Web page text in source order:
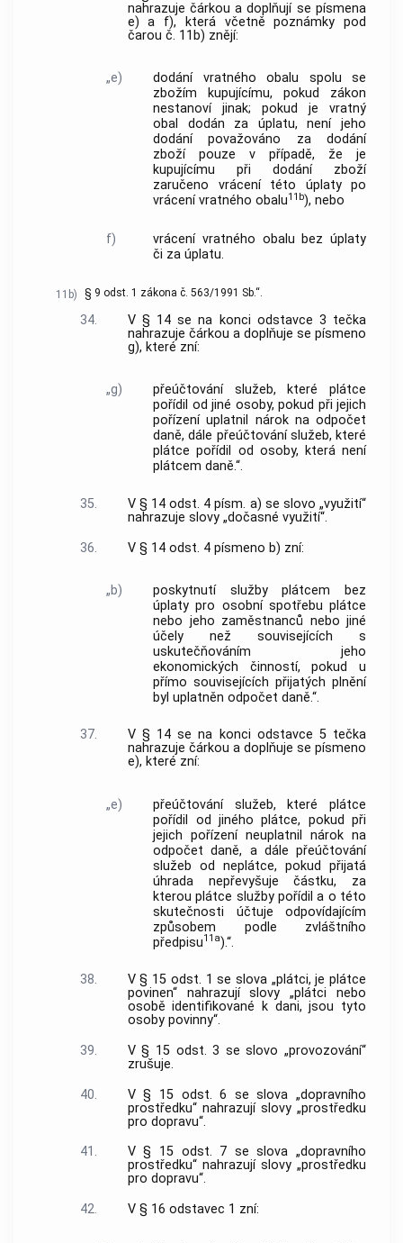
nahrazuje čárkou a doplňují se písmena
e) a f), která včetně poznámky pod
čarou č. 11b) znějí:
„e)
dodání vratného obalu spolu se
zbožím kupujícímu, pokud zákon
nestanoví jinak; pokud je vratný
obal dodán za úplatu, není jeho
dodání považováno za dodání
zboží pouze v případě, že je
kupujícímu při dodání zboží
zaručeno vrácení této úplaty po
vrácení vratného obalu11b), nebo
f)
vrácení vratného obalu bez úplaty
či za úplatu.
11b) § 9 odst. 1 zákona č. 563/1991 Sb.“.
34.
V § 14 se na konci odstavce 3 tečka
nahrazuje čárkou a doplňuje se písmeno
g), které zní:
„g)
přeúčtování služeb, které plátce
pořídil od jiné osoby, pokud při jejich
pořízení uplatnil nárok na odpočet
daně, dále přeúčtování služeb, které
plátce pořídil od osoby, která není
plátcem daně.“.
35.
V § 14 odst. 4 písm. a) se slovo „využití“
nahrazuje slovy „dočasné využití“.
36.
V § 14 odst. 4 písmeno b) zní:
„b)
poskytnutí služby plátcem bez
úplaty pro osobní spotřebu plátce
nebo jeho zaměstnanců nebo jiné
účely než souvisejících s
uskutečňováním jeho
ekonomických činností, pokud u
přímo souvisejících přijatých plnění
byl uplatněn odpočet daně.“.
37.
V § 14 se na konci odstavce 5 tečka
nahrazuje čárkou a doplňuje se písmeno
e), které zní:
„e)
přeúčtování služeb, které plátce
pořídil od jiného plátce, pokud při
jejich pořízení neuplatnil nárok na
odpočet daně, a dále přeúčtování
služeb od neplátce, pokud přijatá
úhrada nepřevyšuje částku, za
kterou plátce služby pořídil a o této
skutečnosti účtuje odpovídajícím
způsobem podle zvláštního
předpisu11a).“.
38.
V § 15 odst. 1 se slova „plátci, je plátce
povinen“ nahrazují slovy „plátci nebo
osobě identifikované k dani, jsou tyto
osoby povinny“.
39.
V § 15 odst. 3 se slovo „provozování“
zrušuje.
40.
V § 15 odst. 6 se slova „dopravního
prostředku“ nahrazují slovy „prostředku
pro dopravu“.
41.
V § 15 odst. 7 se slova „dopravního
prostředku“ nahrazují slovy „prostředku
pro dopravu“.
42.
V § 16 odstavec 1 zní: